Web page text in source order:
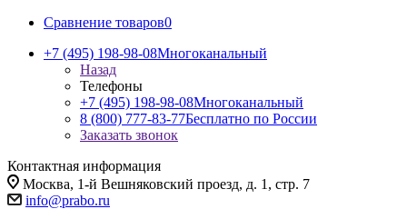
Сравнение товаров0
+7 (495) 198-98-08Многоканальный
Назад
Телефоны
+7 (495) 198-98-08Многоканальный
8 (800) 777-83-77Бесплатно по России
Заказать звонок
Контактная информация
Москва, 1-й Вешняковский проезд, д. 1, стр. 7
info@prabo.ru